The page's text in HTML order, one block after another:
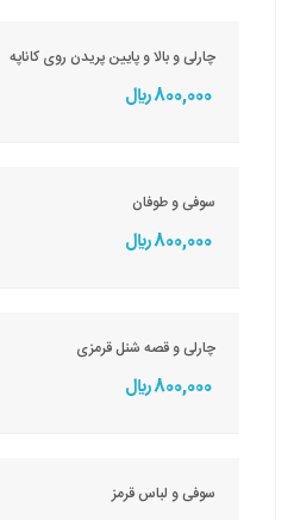
چارلی و بالا و پایین پریدن روی کاناپه
800,000 ريال
سوفی و طوفان
800,000 ريال
چارلی و قصه شنل قرمزی
800,000 ريال
سوفی و لباس قرمز